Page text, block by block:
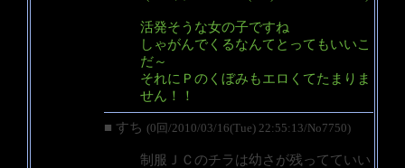
活発そうな女の子ですね
しゃがんでくるなんてとってもいいこ
だ～
それにＰのくぼみもエロくてたまりま
せん！！
■ すち (0回/2010/03/16(Tue) 22:55:13/No7750)
制服ＪＣのチラは幼さが残ってていい